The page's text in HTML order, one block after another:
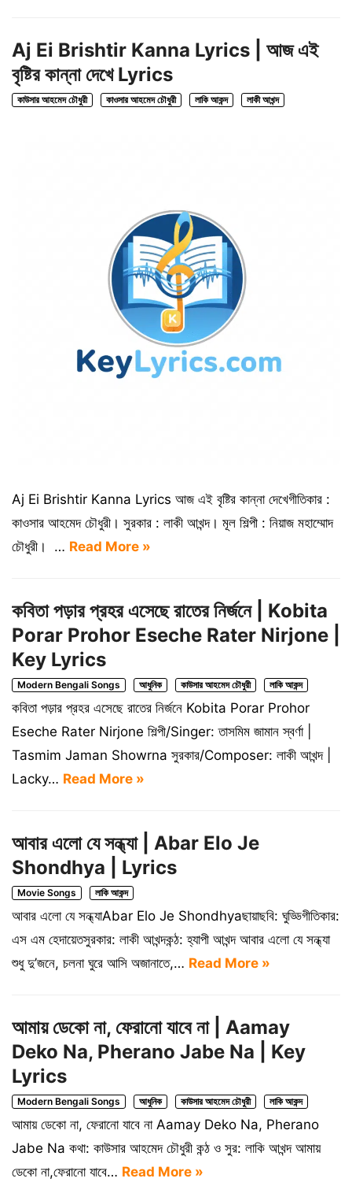
Aj Ei Brishtir Kanna Lyrics | আজ এই
বৃষ্টির কান্না দেখে Lyrics
কাউসার আহমেদ চৌধুরী কাওসার আহমেদ চৌধুরী লাকি আকন্দ লাকী আখন্দ
Aj Ei Brishtir Kanna Lyrics আজ এই বৃষ্টির কান্না দেখেগীতিকার :
কাওসার আহমেদ চৌধুরী। সুরকার : লাকী আখন্দ। মূল শিল্পী : নিয়াজ মহাম্মোদ
চৌধুরী। … Read More »
কবিতা পড়ার প্রহর এসেছে রাতের নির্জনে | Kobita
Porar Prohor Eseche Rater Nirjone |
Key Lyrics
Modern Bengali Songs আধুনিক কাউসার আহমেদ চৌধুরী লাকি আকন্দ
কবিতা পড়ার প্রহর এসেছে রাতের নির্জনে Kobita Porar Prohor
Eseche Rater Nirjone শিল্পী/Singer: তাসমিম জামান স্বর্ণা |
Tasmim Jaman Showrna সুরকার/Composer: লাকী আখন্দ |
Lacky… Read More »
আবার এলো যে সন্ধ্যা | Abar Elo Je
Shondhya | Lyrics
Movie Songs লাকি আকন্দ
আবার এলো যে সন্ধ্যাAbar Elo Je Shondhyaছায়াছবি: ঘুড্ডিগীতিকার:
এস এম হেদায়েতসুরকার: লাকী আখন্দকন্ঠ: হ্যাপী আখন্দ আবার এলো যে সন্ধ্যা
শুধু দু’জনে, চলনা ঘুরে আসি অজানাতে,… Read More »
আমায় ডেকো না, ফেরানো যাবে না | Aamay
Deko Na, Pherano Jabe Na | Key
Lyrics
Modern Bengali Songs আধুনিক কাউসার আহমেদ চৌধুরী লাকি আকন্দ
আমায় ডেকো না, ফেরানো যাবে না Aamay Deko Na, Pherano
Jabe Na কথা: কাউসার আহমেদ চৌধুরী কন্ঠ ও সুর: লাকি আখন্দ আমায়
ডেকো না,ফেরানো যাবে… Read More »